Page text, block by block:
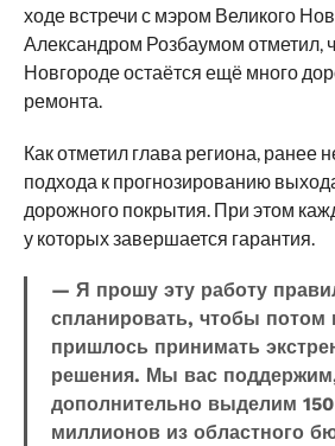
ходе встречи с мэром Великого
Александром Розбаумом отметил,
Новгороде остаётся ещё много
ремонта.
Как отметил глава региона, ранее
подхода к прогнозированию
дорожного покрытия. При этом
у которых завершается гарантия.
— Я прошу эту работу
спланировать, чтобы потом
пришлось принимать
решения. Мы вас
дополнительно выделим 150
миллионов из областного